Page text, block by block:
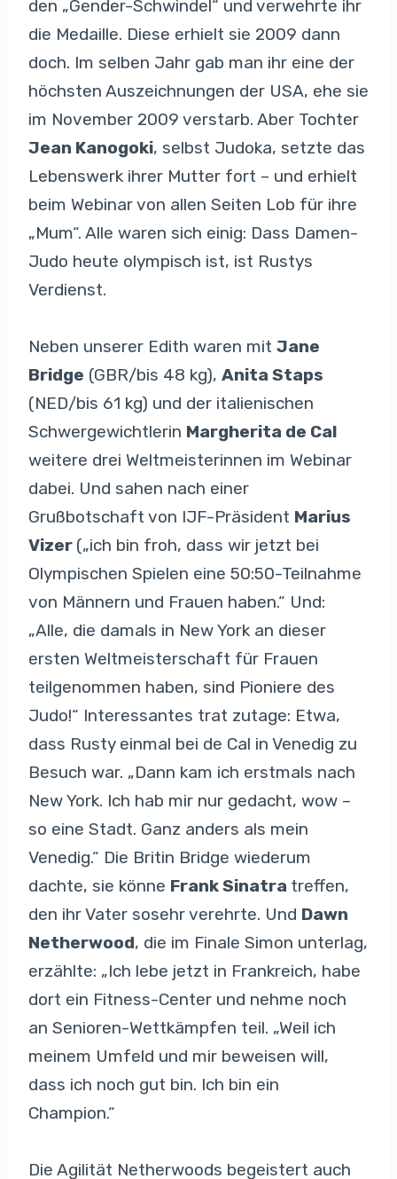
den „Gender-Schwindel“ und verwehrte ihr
die Medaille. Diese erhielt sie 2009 dann
doch. Im selben Jahr gab man ihr eine der
höchsten Auszeichnungen der USA, ehe sie
im November 2009 verstarb. Aber Tochter
Jean Kanogoki, selbst Judoka, setzte das
Lebenswerk ihrer Mutter fort – und erhielt
beim Webinar von allen Seiten Lob für ihre
„Mum“. Alle waren sich einig: Dass Damen-
Judo heute olympisch ist, ist Rustys
Verdienst.
Neben unserer Edith waren mit Jane
Bridge (GBR/bis 48 kg), Anita Staps
(NED/bis 61 kg) und der italienischen
Schwergewichtlerin Margherita de Cal
weitere drei Weltmeisterinnen im Webinar
dabei. Und sahen nach einer
Grußbotschaft von IJF-Präsident Marius
Vizer („ich bin froh, dass wir jetzt bei
Olympischen Spielen eine 50:50-Teilnahme
von Männern und Frauen haben.“ Und:
„Alle, die damals in New York an dieser
ersten Weltmeisterschaft für Frauen
teilgenommen haben, sind Pioniere des
Judo!“ Interessantes trat zutage: Etwa,
dass Rusty einmal bei de Cal in Venedig zu
Besuch war. „Dann kam ich erstmals nach
New York. Ich hab mir nur gedacht, wow –
so eine Stadt. Ganz anders als mein
Venedig.“ Die Britin Bridge wiederum
dachte, sie könne Frank Sinatra treffen,
den ihr Vater sosehr verehrte. Und Dawn
Netherwood, die im Finale Simon unterlag,
erzählte: „Ich lebe jetzt in Frankreich, habe
dort ein Fitness-Center und nehme noch
an Senioren-Wettkämpfen teil. „Weil ich
meinem Umfeld und mir beweisen will,
dass ich noch gut bin. Ich bin ein
Champion.“
Die Agilität Netherwoods begeistert auch